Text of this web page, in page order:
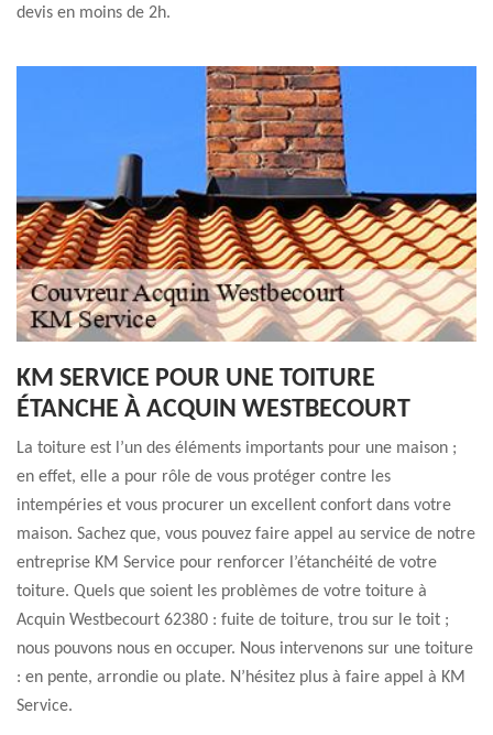
devis en moins de 2h.
KM SERVICE POUR UNE TOITURE
ÉTANCHE À ACQUIN WESTBECOURT
La toiture est l’un des éléments importants pour une maison ;
en effet, elle a pour rôle de vous protéger contre les
intempéries et vous procurer un excellent confort dans votre
maison. Sachez que, vous pouvez faire appel au service de notre
entreprise KM Service pour renforcer l’étanchéité de votre
toiture. Quels que soient les problèmes de votre toiture à
Acquin Westbecourt 62380 : fuite de toiture, trou sur le toit ;
nous pouvons nous en occuper. Nous intervenons sur une toiture
: en pente, arrondie ou plate. N’hésitez plus à faire appel à KM
Service.